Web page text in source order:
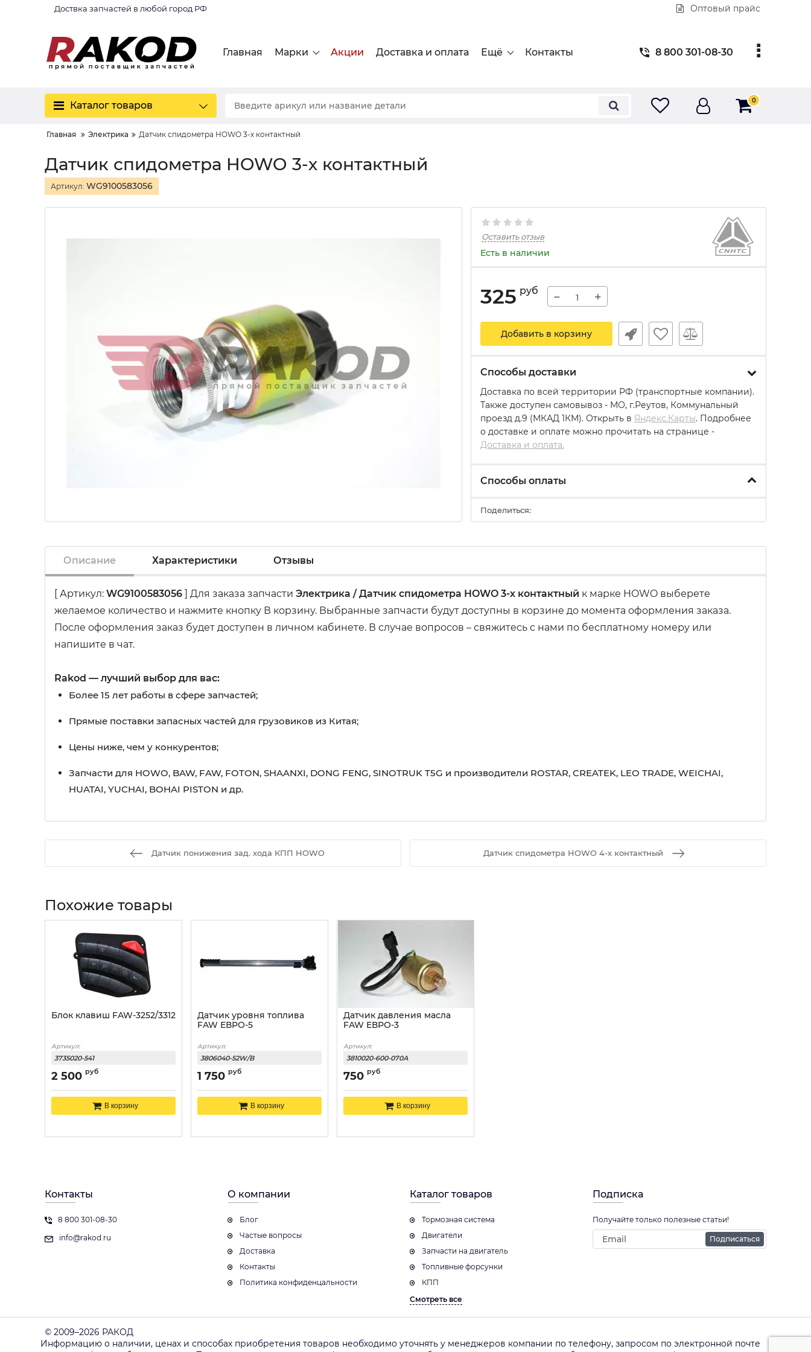
Доствка запчастей в любой город РФ Оптовый прайс
Главная Марки Акции Доставка и оплата Ещё Контакты 8 800 301-08-30
Каталог товаров 0
Главная Электрика Датчик спидометра HOWO 3-х контактный
Датчик спидометра HOWO 3-х контактный
Артикул: WG9100583056
Оставить отзыв
Есть в наличии
325 руб − +
Добавить в корзину
Способы доставки
Доставка по всей территории РФ (транспортные компании).
Также доступен самовывоз - МО, г.Реутов, Коммунальный
проезд д.9 (МКАД 1КМ). Открыть в Яндекс.Карты. Подробнее
о доставке и оплате можно прочитать на странице -
Доставка и оплата.
Способы оплаты
Поделиться:
Описание Характеристики Отзывы
[ Артикул: WG9100583056 ] Для заказа запчасти Электрика / Датчик спидометра HOWO 3-х контактный к марке HOWO выберете
желаемое количество и нажмите кнопку В корзину. Выбранные запчасти будут доступны в корзине до момента оформления заказа.
После оформления заказ будет доступен в личном кабинете. В случае вопросов – свяжитесь с нами по бесплатному номеру или
напишите в чат.
Rakod — лучший выбор для вас:
Более 15 лет работы в сфере запчастей;
Прямые поставки запасных частей для грузовиков из Китая;
Цены ниже, чем у конкурентов;
Запчасти для HOWO, BAW, FAW, FOTON, SHAANXI, DONG FENG, SINOTRUK T5G и производители ROSTAR, CREATEK, LEO TRADE, WEICHAI,
HUATAI, YUCHAI, BOHAI PISTON и др.
Датчик понижения зад. хода КПП HOWO Датчик спидометра HOWO 4-х контактный
Похожие товары
Блок клавиш FAW-3252/3312
Артикул:
3735020-541
2 500 руб
В корзину
Датчик уровня топлива
FAW ЕВРО-5
Артикул:
3806040-52W/B
1 750 руб
В корзину
Датчик давления масла
FAW ЕВРО-3
Артикул:
3810020-600-070А
750 руб
В корзину
Контакты
8 800 301-08-30
info@rakod.ru
О компании
Блог
Частые вопросы
Доставка
Контакты
Политика конфиденцальности
Каталог товаров
Тормозная система
Двигатели
Запчасти на двигатель
Топливные форсунки
КПП
Смотреть все
Подписка
Получайте только полезные статьи!
Подписаться
© 2009–2026 РАКОД
Информацию о наличии, ценах и способах приобретения товаров необходимо уточнять у менеджеров компании по телефону, запросом по электронной почте